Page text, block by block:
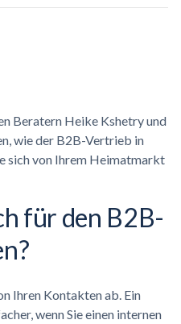
Beratern Heike Kshetry und
wie der B2B-Vertrieb in
sich von Ihrem Heimatmarkt
für den B2B-
Ihren Kontakten ab. Ein
wenn Sie einen internen